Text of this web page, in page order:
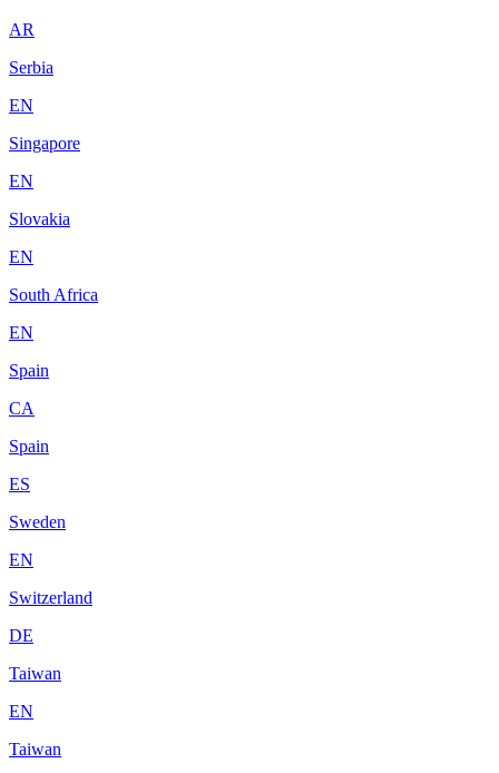
AR
Serbia
EN
Singapore
EN
Slovakia
EN
South Africa
EN
Spain
CA
Spain
ES
Sweden
EN
Switzerland
DE
Taiwan
EN
Taiwan